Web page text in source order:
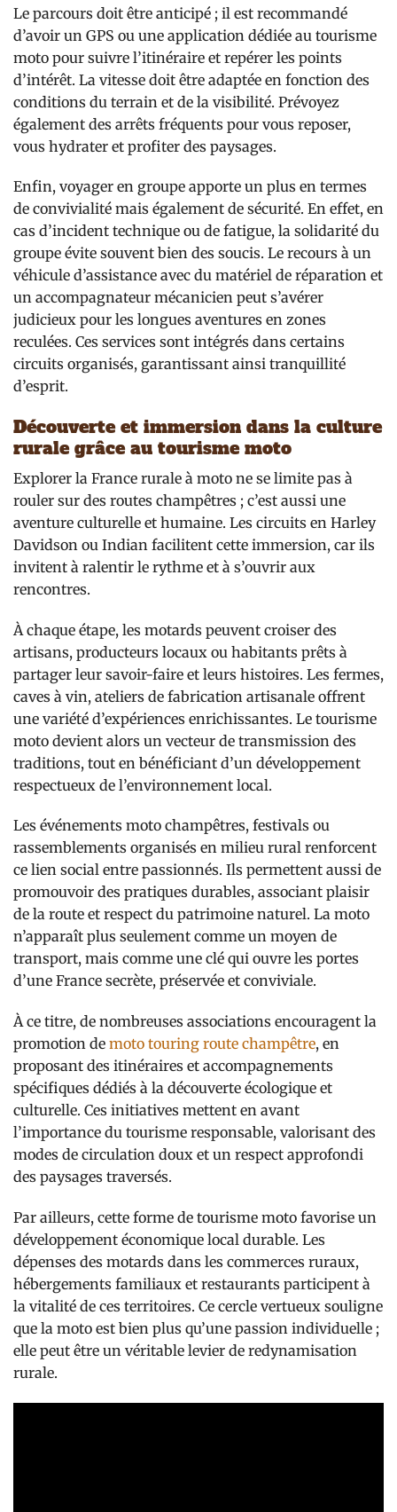
Le parcours doit être anticipé ; il est recommandé
d’avoir un GPS ou une application dédiée au tourisme
moto pour suivre l’itinéraire et repérer les points
d’intérêt. La vitesse doit être adaptée en fonction des
conditions du terrain et de la visibilité. Prévoyez
également des arrêts fréquents pour vous reposer,
vous hydrater et profiter des paysages.
Enfin, voyager en groupe apporte un plus en termes
de convivialité mais également de sécurité. En effet, en
cas d’incident technique ou de fatigue, la solidarité du
groupe évite souvent bien des soucis. Le recours à un
véhicule d’assistance avec du matériel de réparation et
un accompagnateur mécanicien peut s’avérer
judicieux pour les longues aventures en zones
reculées. Ces services sont intégrés dans certains
circuits organisés, garantissant ainsi tranquillité
d’esprit.
Découverte et immersion dans la culture
rurale grâce au tourisme moto
Explorer la France rurale à moto ne se limite pas à
rouler sur des routes champêtres ; c’est aussi une
aventure culturelle et humaine. Les circuits en Harley
Davidson ou Indian facilitent cette immersion, car ils
invitent à ralentir le rythme et à s’ouvrir aux
rencontres.
À chaque étape, les motards peuvent croiser des
artisans, producteurs locaux ou habitants prêts à
partager leur savoir-faire et leurs histoires. Les fermes,
caves à vin, ateliers de fabrication artisanale offrent
une variété d’expériences enrichissantes. Le tourisme
moto devient alors un vecteur de transmission des
traditions, tout en bénéficiant d’un développement
respectueux de l’environnement local.
Les événements moto champêtres, festivals ou
rassemblements organisés en milieu rural renforcent
ce lien social entre passionnés. Ils permettent aussi de
promouvoir des pratiques durables, associant plaisir
de la route et respect du patrimoine naturel. La moto
n’apparaît plus seulement comme un moyen de
transport, mais comme une clé qui ouvre les portes
d’une France secrète, préservée et conviviale.
À ce titre, de nombreuses associations encouragent la
promotion de moto touring route champêtre, en
proposant des itinéraires et accompagnements
spécifiques dédiés à la découverte écologique et
culturelle. Ces initiatives mettent en avant
l’importance du tourisme responsable, valorisant des
modes de circulation doux et un respect approfondi
des paysages traversés.
Par ailleurs, cette forme de tourisme moto favorise un
développement économique local durable. Les
dépenses des motards dans les commerces ruraux,
hébergements familiaux et restaurants participent à
la vitalité de ces territoires. Ce cercle vertueux souligne
que la moto est bien plus qu’une passion individuelle ;
elle peut être un véritable levier de redynamisation
rurale.